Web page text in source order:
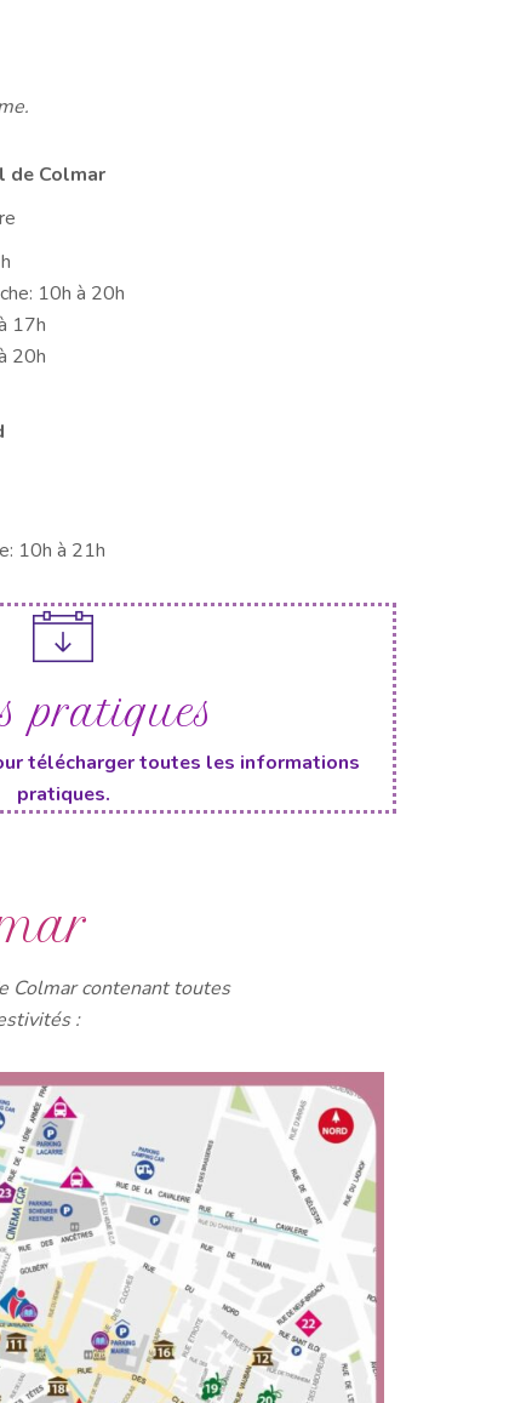
de Colmar
10h à 20h
17h
20h
10h à 21h
pratiques
télécharger toutes les informations
pratiques.
Colmar contenant toutes
: